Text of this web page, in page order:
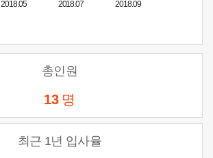
2018.05
2018.07
2018.09
총인원
13 명
최근 1년 입사율